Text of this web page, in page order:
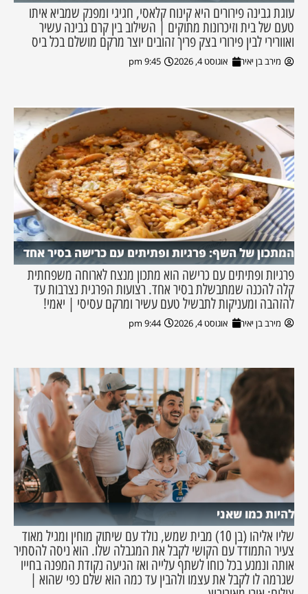
עוגת גבינה פירורים היא קינוח קלאסי, חגיגי ומפנק שמביא איתו
טעם של בית וזיכרונות מתוקים | השילוב בין קרם גבינה עשיר
ואוורירי לבין פירורי בצק פריך זהובים יוצר מרקם מושלם בכל ביס
מירב בן יאיר אוגוסט 4, 2026 9:45 pm
המתכון של השף: פרגיות ופתיתים עם כרישה בסיר אחד
פרגיות ופתיתים עם כרישה הוא מתכון מנצח לארוחה משפחתית
קלה להכנה שמתבשלת בסיר אחד. רצועות הפרגית נצרבות עד
להזהבה ומעניקות לתבשיל טעם עשיר ומרקם עסיסי | יאמי!
מירב בן יאיר אוגוסט 4, 2026 9:44 pm
להיות כמו שאני
שליו אליהו (בן 10) מבית שמש, נולד עם שיתוק מוחין ומגיל מאוד
צעיר התמודד עם הקושי לקבל את המגבלה שלו. הוא ניסה להסתיר
אותה ונמנע בכל כוחו לשתף עלייה ואז הגיעה נקודת המפנה בחייו
שגרמה לו לקבל את עצמו ולהבין עד כמה הוא שלם כפי שהוא |